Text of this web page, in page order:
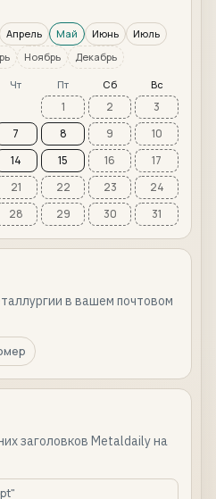
Апрель Май Июнь
Июль
Ноябрь Декабрь
Чт Пт Сб Вс
1 2
3
7 8 9
10
14 15 16
17
21 22 23
24
28 29 30 31
в вашем почтовом
заголовков Metaldaily на